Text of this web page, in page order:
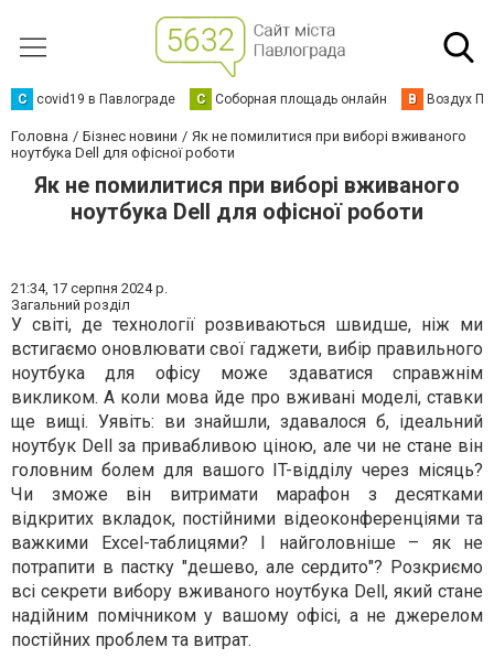
C covid19 в Павлограде С Соборная площадь онлайн В Воздух
Головна Бізнес новини
Як не помилитися при виборі вживаного
ноутбука Dell для офісної роботи
Як не помилитися при виборі вживаного
ноутбука Dell для офісної роботи
21:34, 17 серпня 2024 р.
Загальний розділ
У світі, де технології розвиваються швидше, ніж ми
встигаємо оновлювати свої гаджети, вибір правильного
ноутбука для офісу може здаватися справжнім
викликом. А коли мова йде про вживані моделі, ставки
ще вищі. Уявіть: ви знайшли, здавалося б, ідеальний
ноутбук Dell за привабливою ціною, але чи не стане він
головним болем для вашого IT-відділу через місяць?
Чи зможе він витримати марафон з десятками
відкритих вкладок, постійними відеоконференціями та
важкими Excel-таблицями? І найголовніше – як не
потрапити в пастку "дешево, але сердито"? Розкриємо
всі секрети вибору вживаного ноутбука Dell, який стане
надійним помічником у вашому офісі, а не джерелом
постійних проблем та витрат.